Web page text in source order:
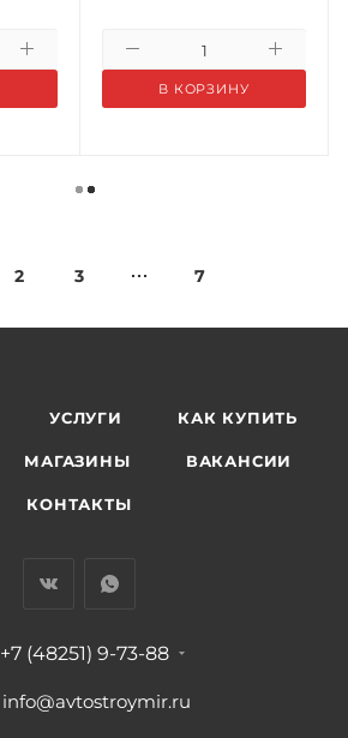
В КОРЗИНУ
2 3 7
УСЛУГИ КАК КУПИТЬ
МАГАЗИНЫ ВАКАНСИИ
КОНТАКТЫ
+7 (48251) 9-73-88
info@avtostroymir.ru